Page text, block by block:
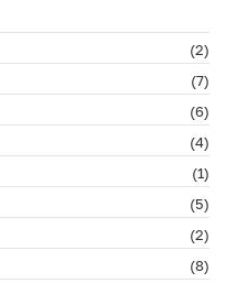
(2)
(7)
(6)
(4)
(1)
(5)
(2)
(8)